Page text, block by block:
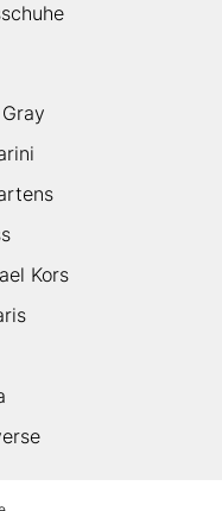
Kors